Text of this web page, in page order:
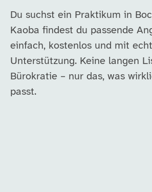
Du suchst ein Praktikum in
Kaoba findest du passende
einfach, kostenlos und mit
Unterstützung. Keine langen
Bürokratie – nur das, was
passt.